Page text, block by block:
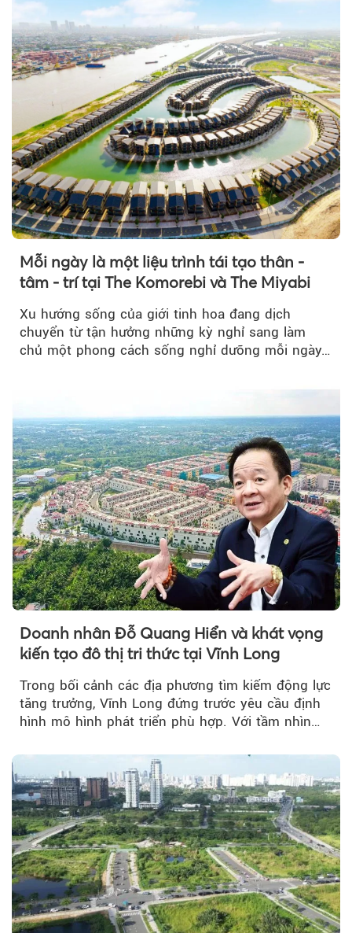
Mỗi ngày là một liệu trình tái tạo thân -
tâm - trí tại The Komorebi và The Miyabi
Xu hướng sống của giới tinh hoa đang dịch
chuyển từ tận hưởng những kỳ nghỉ sang làm
chủ một phong cách sống nghỉ dưỡng mỗi ngày…
Doanh nhân Đỗ Quang Hiển và khát vọng
kiến tạo đô thị tri thức tại Vĩnh Long
Trong bối cảnh các địa phương tìm kiếm động lực
tăng trưởng, Vĩnh Long đứng trước yêu cầu định
hình mô hình phát triển phù hợp. Với tầm nhìn